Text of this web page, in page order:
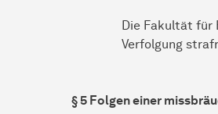
Die Fakultät für
Verfolgung
§ 5 Folgen einer